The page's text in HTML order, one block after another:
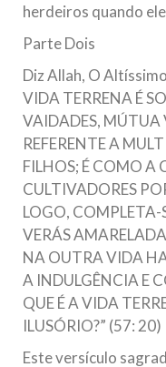
herdeiros quando
Parte Dois
Diz Allah, O
VIDA TERRENA É
VAIDADES, MÚTUA
REFERENTE A
FILHOS; É COMO A
CULTIVADORES
LOGO, COMPLETA-
VERÁS
NA OUTRA VIDA
A INDULGÊNCIA E
QUE É A VIDA
ILUSÓRIO?” (57: 20)
Este versículo